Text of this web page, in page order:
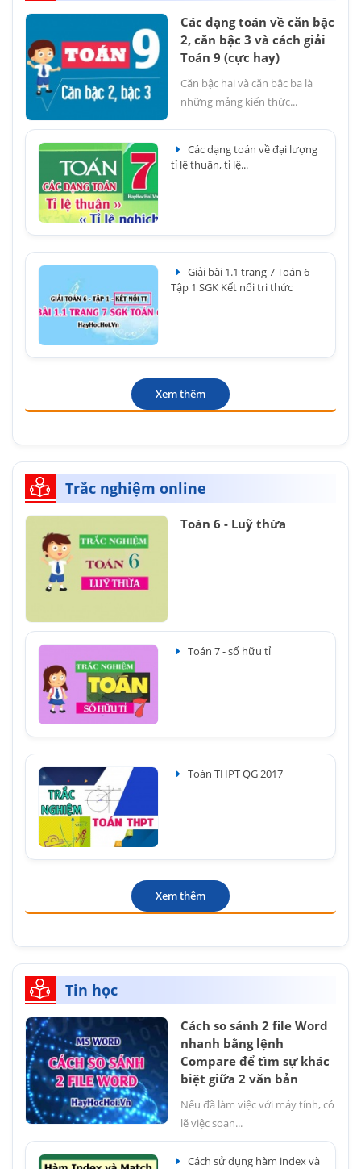
Các dạng toán về căn bậc
2, căn bậc 3 và cách giải
Toán 9 (cực hay)
Căn bậc hai và căn bậc ba là
những mảng kiến thức...
Các dạng toán về đại lượng
tỉ lệ thuận, tỉ lệ...
Giải bài 1.1 trang 7 Toán 6
Tập 1 SGK Kết nối tri thức
Xem thêm
Trắc nghiệm online
Toán 6 - Luỹ thừa
Toán 7 - số hữu tỉ
Toán THPT QG 2017
Xem thêm
Tin học
Cách so sánh 2 file Word
nhanh bằng lệnh
Compare để tìm sự khác
biệt giữa 2 văn bản
Nếu đã làm việc với máy tính, có
lẽ việc soạn...
Cách sử dụng hàm index và